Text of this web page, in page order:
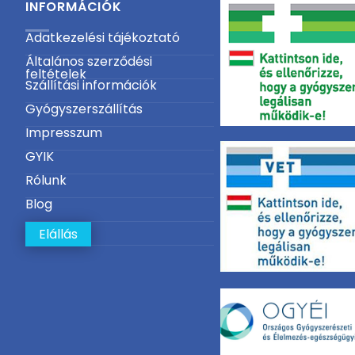
INFORMÁCIÓK
Adatkezelési tájékoztató
Általános szerződési
feltételek
Szállítási információk
Gyógyszerszállítás
Impresszum
GYIK
Rólunk
Blog
Elállás